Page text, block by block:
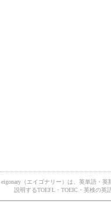
eigonary（エイゴナリー）は、英単語・
説明するTOEFL・TOEIC・英検の英